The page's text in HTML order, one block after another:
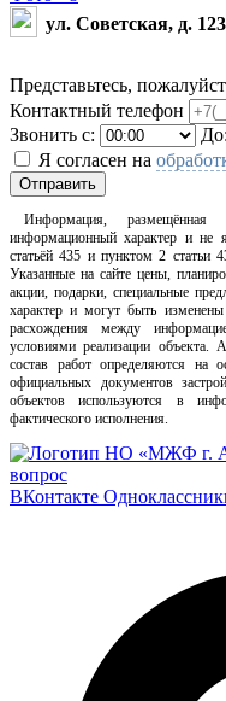
ул. Советская, д.
Представьтесь,
Контактный телефон
Звонить с:
До:
Я согласен на
Отправить
Информация,
информационный характер и не
статьёй 435 и пунктом 2 статьи
Указанные на сайте цены,
акции, подарки, специальные
характер и могут быть
расхождения между
условиями реализации объекта.
состав работ определяются на
официальных документов
объектов используются в
фактического исполнения.
вопрос
ВКонтакте